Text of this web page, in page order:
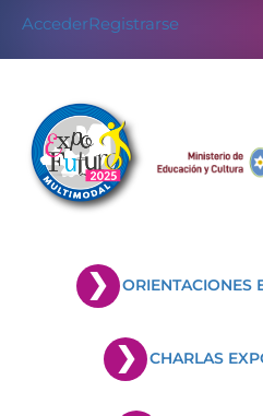
AccederRegistrarse
ORIENTACIONES
CHARLAS